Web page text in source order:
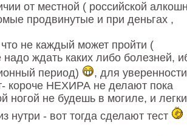
от местной ( российской
продвинутые и при деньгах ,
не каждый может пройти (
надо ждать каких либо болезней,
период)
, для уверенности
короче НЕХИРА не делают пока
ногой не будешь в могиле, и
нутри - вот тогда сделают тест